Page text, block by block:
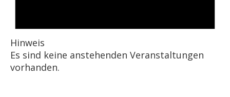
Hinweis
Es sind keine anstehenden Veranstaltungen
vorhanden.